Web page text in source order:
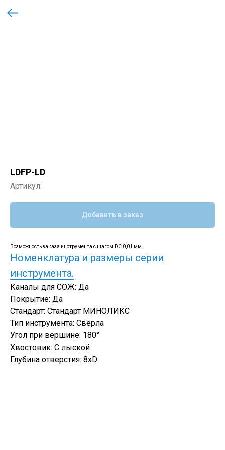
LDFP-LD
Артикул:
Добавить в заказ
Возможность заказа инструмента с шагом DC 0,01 мм.
Номенклатура и размеры серии
инструмента.
Каналы для СОЖ: Да
Покрытие: Да
Стандарт: Стандарт МИНОЛИКС
Тип инструмента: Свёрла
Угол при вершине: 180°
Хвостовик: С лыской
Глубина отверстия: 8xD